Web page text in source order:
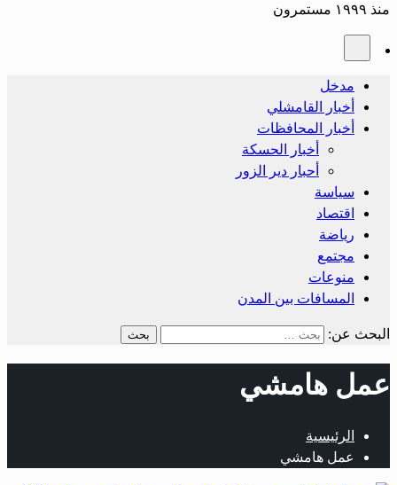
منذ ١٩٩٩ مستمرون
مدخل
أخبار القامشلي
أخبار المحافظات
أخبار الحسكة
أحبار دير الزور
سياسة
اقتصاد
رياضة
مجتمع
منوعات
المسافات بين المدن
البحث عن:
عمل هامشي
الرئيسية
عمل هامشي